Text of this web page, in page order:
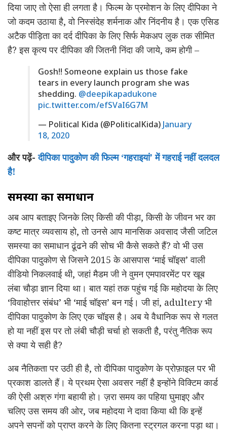
दिया जाए तो ऐसा ही लगता है। फिल्म के प्रमोशन के लिए दीपिका ने
जो कदम उठाया है, वो निस्संदेह शर्मनाक और निंदनीय है। एक एसिड
अटैक पीड़िता का दर्द दीपिका के लिए सिर्फ मेकअप लुक तक सीमित
है? इस कृत्य पर दीपिका की जितनी निंदा की जाये, कम होगी –
Gosh!! Someone explain us those fake
tears in every launch program she was
shedding. @deepikapadukone
pic.twitter.com/efSVaI6G7M
— Political Kida (@PoliticalKida) January
18, 2020
और पढ़ें-दीपिका पादुकोण की फिल्म ‘गहराइयां’ में गहराई नहीं दलदल
है!
समस्या का समाधान
अब आप बताइए जिनके लिए किसी की पीड़ा, किसी के जीवन भर का
कष्ट मात्र व्यवसाय हो, तो उनसे आप मानसिक अवसाद जैसी जटिल
समस्या का समाधान ढूंढने की सोच भी कैसे सकते हैं? वो भी उस
दीपिका पादुकोण से जिसने 2015 के आसपास ‘माई चॉइस’ वाली
वीडियो निकलवाई थी, जहां मैडम जी ने वुमन एमपावरमेंट पर खूब
लंबा चौड़ा ज्ञान दिया था। बात यहां तक पहुंच गई कि महोदया के लिए
‘विवाहोत्तर संबंध’ भी ‘माई चॉइस’ बन गई। जी हां, adultery भी
दीपिका पादुकोण के लिए एक चॉइस है। अब ये वैधानिक रूप से गलत
हो या नहीं इस पर तो लंबी चौड़ी चर्चा हो सकती है, परंतु नैतिक रूप
से क्या ये सही है?
अब नैतिकता पर उठी ही है, तो दीपिका पादुकोण के प्रोफ़ाइल पर भी
प्रकाश डालते हैं। ये प्रथम ऐसा अवसर नहीं है इन्होंने विक्टिम कार्ड
की ऐसी अश्रु गंगा बहायी हो। ज़रा समय का पहिया घुमाइए और
चलिए उस समय की ओर, जब महोदया ने दावा किया थी कि इन्हें
अपने सपनों को प्राप्त करने के लिए कितना स्ट्रगल करना पड़ा था।